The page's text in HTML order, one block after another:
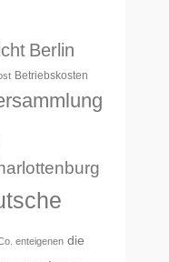
Berlin
Betriebskosten
enteigenen die